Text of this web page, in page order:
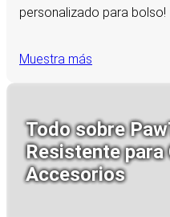
personalizado para bolso!
Muestra más
Todo sobre
Resistente para
Accesorios